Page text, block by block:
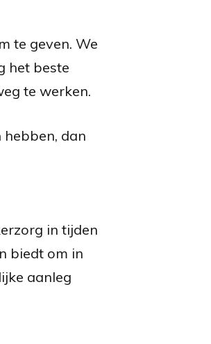
te geven. We
het beste
te werken.
dan
in tijden
biedt om in
aanleg